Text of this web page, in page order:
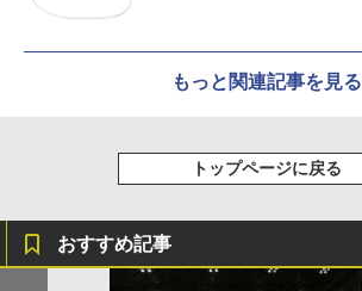
もっと関連記事を見る
トップページに戻る
おすすめ記事